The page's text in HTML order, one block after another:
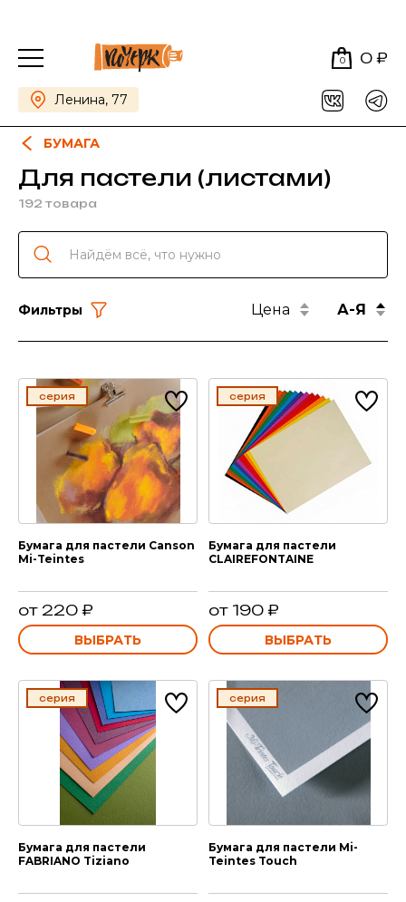
0 0 ₽
Ленина, 77
БУМАГА
Для пастели (листами)
192 товара
Фильтры Цена А-Я
серия
Бумага для пастели Canson
Mi-Teintes
от 220 ₽
ВЫБРАТЬ
серия
Бумага для пастели
CLAIREFONTAINE
от 190 ₽
ВЫБРАТЬ
серия
Бумага для пастели
FABRIANO Tiziano
серия
Бумага для пастели Mi-
Teintes Touch